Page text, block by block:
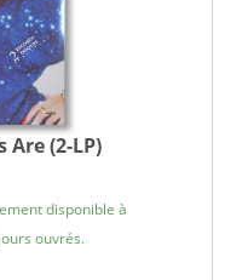
Are (2-LP)
disponible à
ouvrés.